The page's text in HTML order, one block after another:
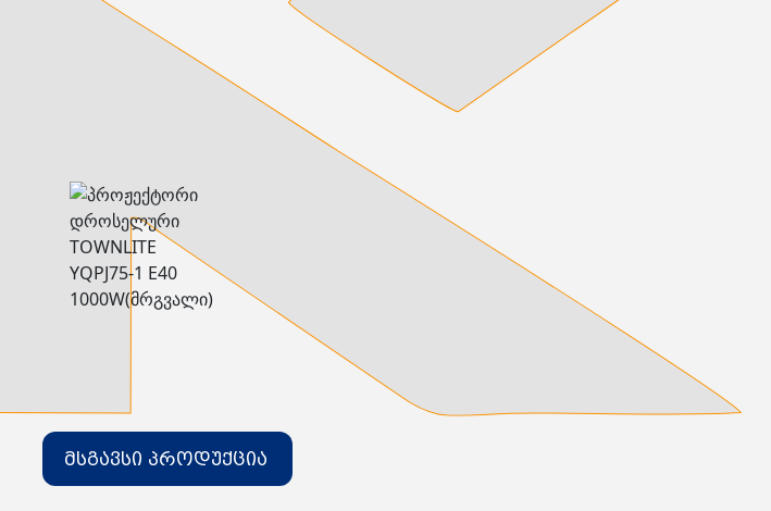
დენისა და ძაბვის მექანიზმები
სადენის არხები და აქსესუარები
ელექტრო სადენის დოლურა
ელექტრო საკომუნიკაციო სადენები
მწერების საკლავი და სათადარიგო ნათურები
სადენის საკონტაქტო ელემენტი ჯგუფი
ხელის ინსტრუმენტის აქსესუარები
სამაგრი დეტალები ლითონის
ვენტილაცია
საცურაო აუზები და აქსესუარები
ელექტრო კარადები
ძაბვის რეგულატორი და სათადარიგო ნაწილები
ცხაურები
გაგრილების ჯგუფი
ელექტრო სამონტაჟო ხელსაწყოები
საკანალიზაციო მილები და ფიტინგები
მსგავსი პროდუქცია